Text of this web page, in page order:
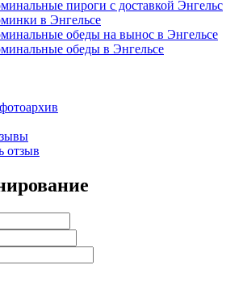
пироги с доставкой Энгельс
в Энгельсе
обеды на вынос в Энгельсе
обеды в Энгельсе
отзыв